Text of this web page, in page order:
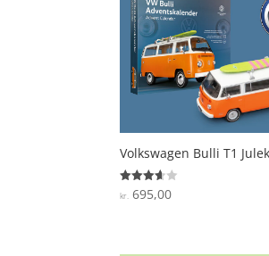
Volkswagen Bulli T1
Vurderet
3.6
kr. 695,00